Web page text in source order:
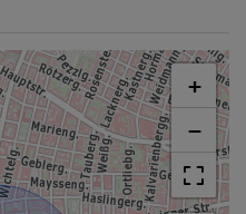
+
−